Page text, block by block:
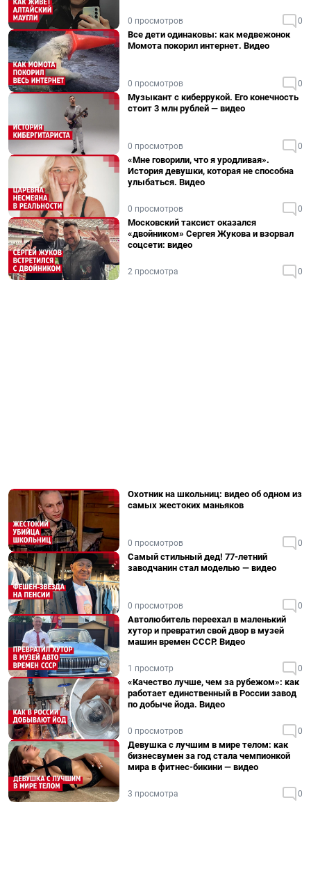
0 просмотров 0
Все дети одинаковы: как медвежонок
Момота покорил интернет. Видео
0 просмотров 0
Музыкант с киберрукой. Его конечность
стоит 3 млн рублей — видео
0 просмотров 0
«Мне говорили, что я уродливая».
История девушки, которая не способна
улыбаться. Видео
0 просмотров 0
Московский таксист оказался
«двойником» Сергея Жукова и взорвал
соцсети: видео
2 просмотра 0
Охотник на школьниц: видео об одном из
самых жестоких маньяков
0 просмотров 0
Самый стильный дед! 77-летний
заводчанин стал моделью — видео
0 просмотров 0
Автолюбитель переехал в маленький
хутор и превратил свой двор в музей
машин времен СССР. Видео
1 просмотр 0
«Качество лучше, чем за рубежом»: как
работает единственный в России завод
по добыче йода. Видео
0 просмотров 0
Девушка с лучшим в мире телом: как
бизнесвумен за год стала чемпионкой
мира в фитнес-бикини — видео
3 просмотра 0